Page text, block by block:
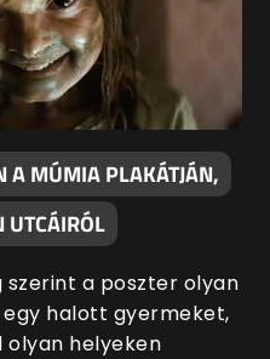
A MÚMIA PLAKÁTJÁN,
UTCÁIRÓL
a poszter olyan
halott gyermeket,
olyan helyeken